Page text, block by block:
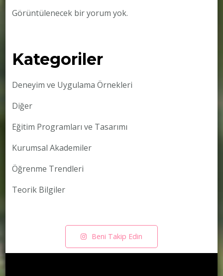
Görüntülenecek bir yorum yok.
Kategoriler
Deneyim ve Uygulama Örnekleri
Diğer
Eğitim Programları ve Tasarımı
Kurumsal Akademiler
Öğrenme Trendleri
Teorik Bilgiler
Beni Takip Edin